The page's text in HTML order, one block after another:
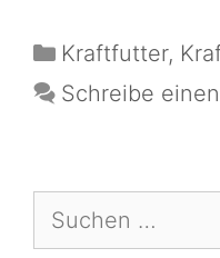
Kraftfutter,
Schreibe